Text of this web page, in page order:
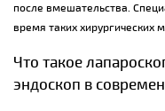
после вмешательства.
время таких хирургических
Что такое
эндоскоп в